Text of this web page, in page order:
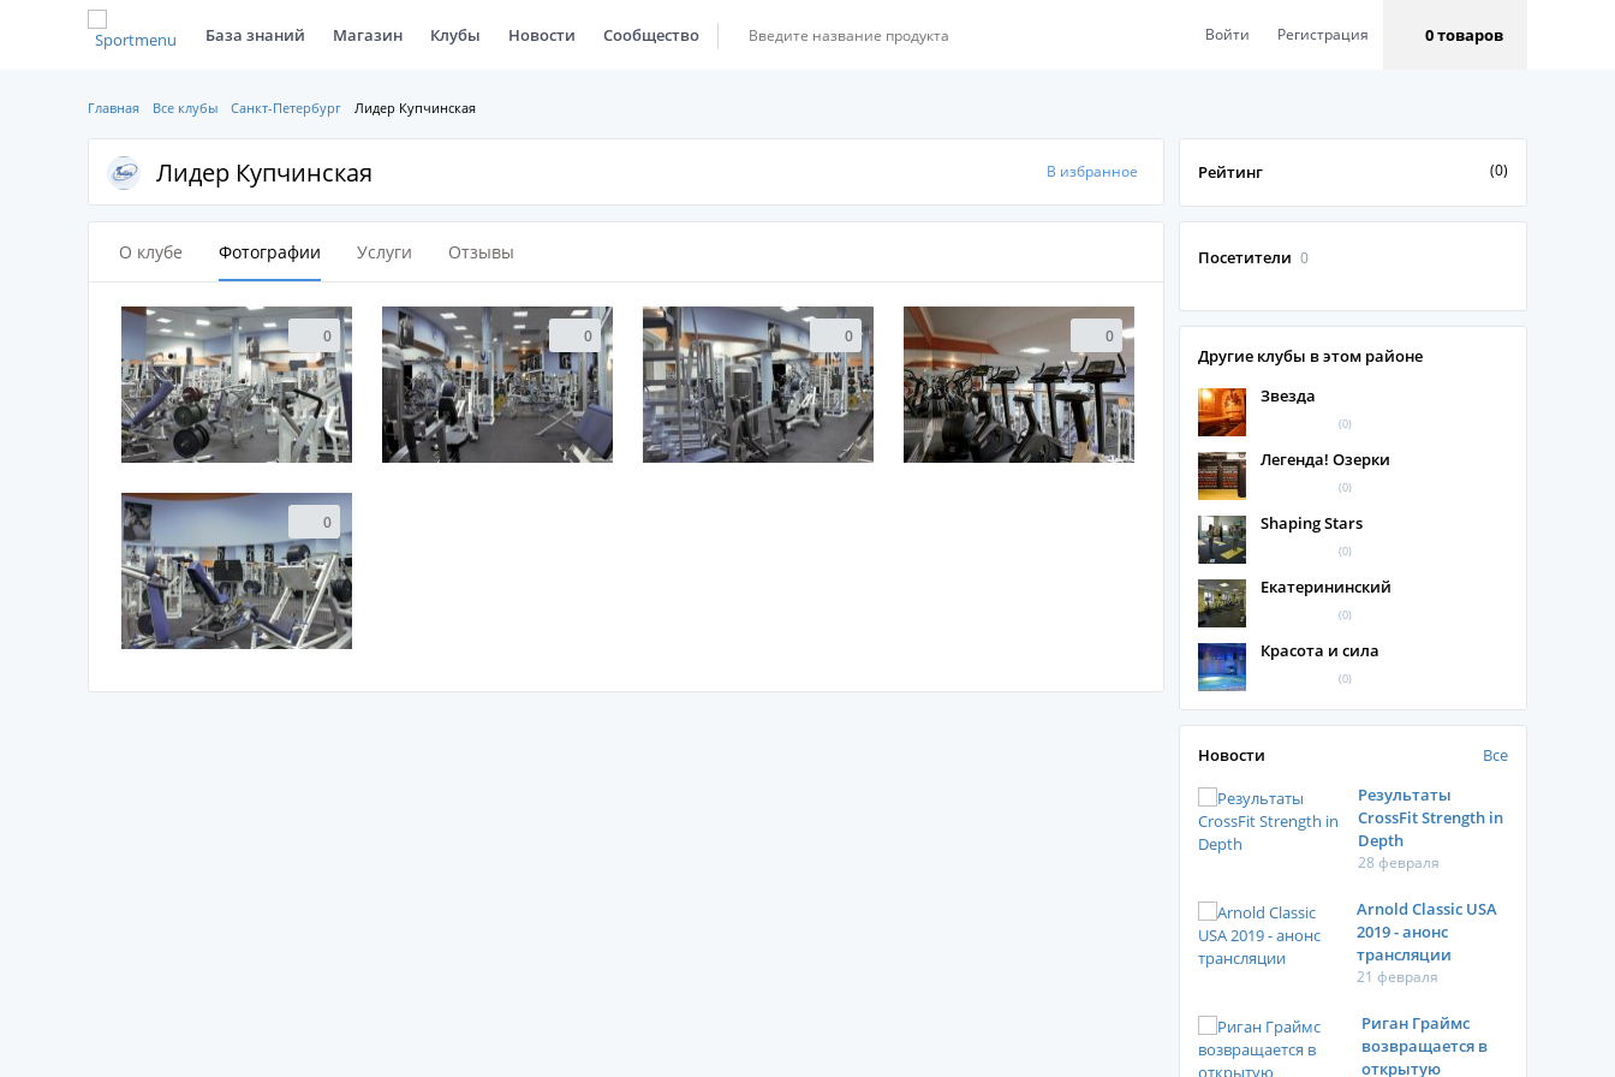
База знаний Магазин Клубы Новости Сообщество Войти Регистрация 0 товаров
Главная Все клубы Санкт-Петербург Лидер Купчинская
Лидер Купчинская В избранное Рейтинг (0)
О клубе Фотографии Услуги Отзывы
0 0 0 0
0
Посетители 0
Другие клубы в этом районе
Звезда
(0)
Легенда! Озерки
(0)
Shaping Stars
(0)
Екатерининский
(0)
Красота и сила
(0)
Новости
Все
Результаты
CrossFit Strength in
Depth
28 февраля
Arnold Classic USA
2019 - анонс
трансляции
21 февраля
Риган Граймс
возвращается в
открытую